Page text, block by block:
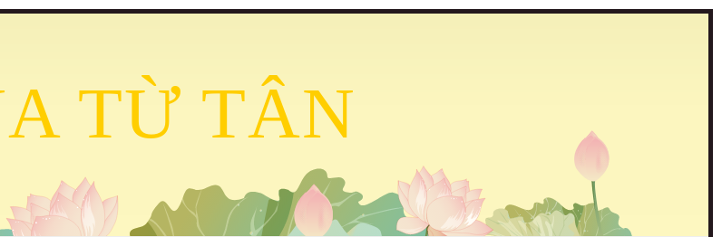
TỪ TÂN